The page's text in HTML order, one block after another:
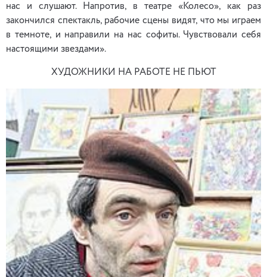
нас и слушают. Напротив, в театре «Колесо», как раз
закончился спектакль, рабочие сцены видят, что мы играем
в темноте, и направили на нас софиты. Чувствовали себя
настоящими звездами».
ХУДОЖНИКИ НА РАБОТЕ НЕ ПЬЮТ